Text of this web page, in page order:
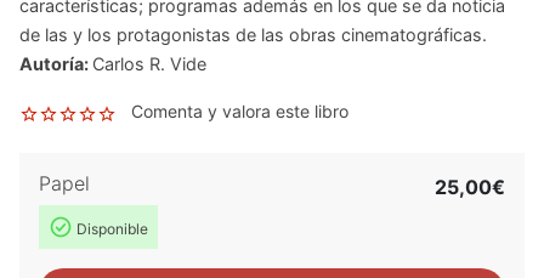
características; programas además en los que se da noticia
de las y los protagonistas de las obras cinematográficas.
Autoría: Carlos R. Vide
Comenta y valora este libro
Papel
Disponible
25,00€